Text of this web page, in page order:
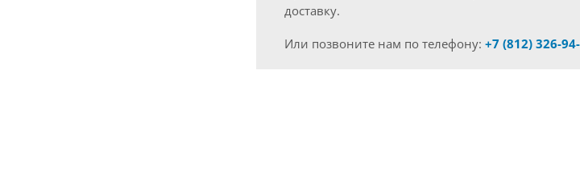
доставку.
Или позвоните нам по телефону: +7 (812) 326-